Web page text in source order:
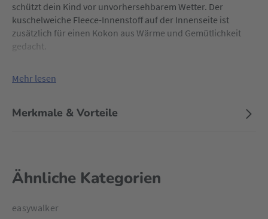
schützt dein Kind vor unvorhersehbarem Wetter. Der
kuschelweiche Fleece-Innenstoff auf der Innenseite ist
zusätzlich für einen Kokon aus Wärme und Gemütlichkeit
gedacht.
Mehr lesen
Merkmale & Vorteile
Ähnliche Kategorien
easywalker